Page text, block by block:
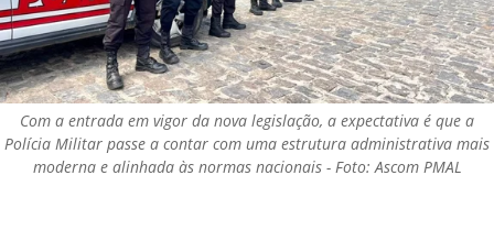
Com a entrada em vigor da nova legislação, a expectativa é que a
Polícia Militar passe a contar com uma estrutura administrativa mais
moderna e alinhada às normas nacionais - Foto: Ascom PMAL